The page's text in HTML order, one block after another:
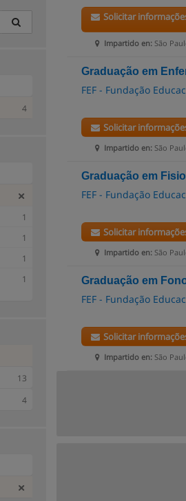
Impartido en: São
Solicitar
Graduação em
FEF - Fundação
Impartido en: São
Solicitar
Graduação em
FEF - Fundação
Impartido en: São
Solicitar
Graduação em
FEF - Fundação
Impartido en: São
Solicitar
4
1
1
1
1
13
4